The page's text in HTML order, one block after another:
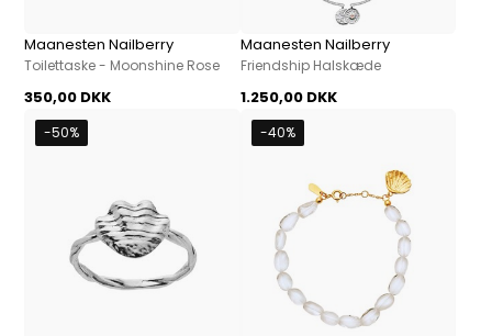
Maanesten Nailberry
Toilettaske - Moonshine Rose
350,00 DKK
Maanesten Nailberry
Friendship Halskæde
1.250,00 DKK
-50% -40%